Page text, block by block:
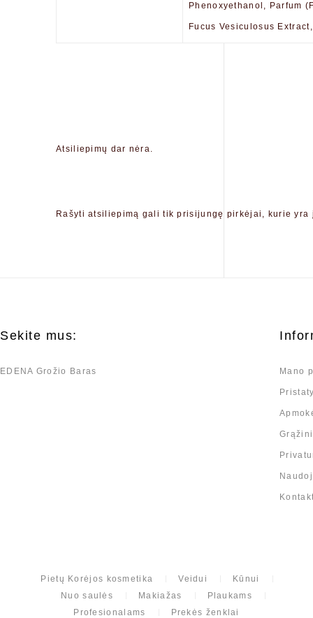
Phenoxyethanol, Parfum
Fucus Vesiculosus
Atsiliepimų dar nėra.
Rašyti atsiliepimą gali tik prisijungę pirkėjai, kurie
Sekite mus:
EDENA Grožio Baras Mano
Pietų Korėjos kosmetika Veidui
Kūnui
Nuo saulės
Makiažas
Plaukams
Profesionalams
Prekės ženklai